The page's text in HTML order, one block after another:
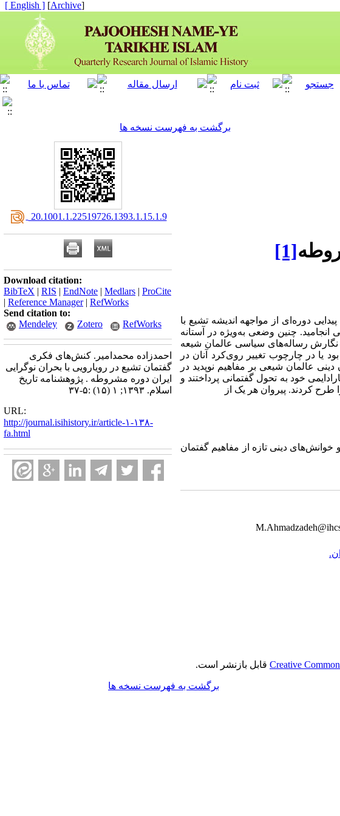
[
Archive
]
[ English ]
برگشت به فهرست نسخه ها
[1]
دوره‌ای از مواجهه اندیشه تشیع با
انجامید. چنین وضعی به‌ویژه در آستانه
نگارش رساله‌های سیاسی عالمان شیعه
یا در چارچوب تغییر روی‌کرد آنان در
عالمان شیعی بر مفاهیم نوپدید در
خود به تحول گفتمانی پرداختند و
کردند. پیروان هر یک از
دینی تازه از مفاهیم گفتمان
‎ 20.1001.1.22519726.1393.1.15.1.9
Download citation:
BibTeX | RIS | EndNote | Medlars | ProCite
| Reference Manager| RefWorks
Send citation to:
Mendeley
Zotero RefWorks
احمدزاده محمدامیر. کنش‌های فکری
گفتمان تشیع در رویارویی با بحران نوگرایی
ایران دوره مشروطه . پژوهشنامه تاریخ
اسلام. ۱۳۹۳; ۱ (۱۵) :۵-۳۷
URL:
http://journal.isihistory.ir/article-۱-۱۳۸-
fa.html
Creative قابل بازنشر است.
برگشت به فهرست نسخه ها